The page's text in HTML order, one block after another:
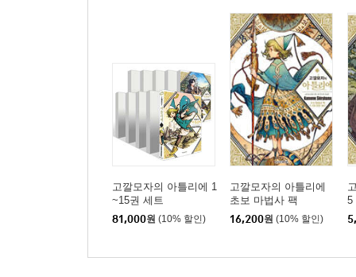
고깔모자의 아틀리에 1
~15권 세트
81,000원 (10% 할인)
고깔모자의 아틀리에
초보 마법사 팩
16,200원 (10% 할인)
5